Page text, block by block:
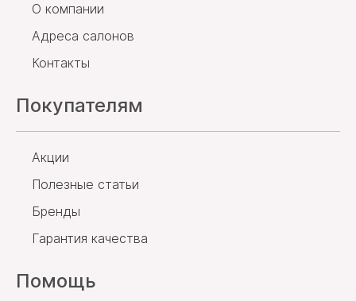
О компании
Адреса салонов
Контакты
Покупателям
Акции
Полезные статьи
Бренды
Гарантия качества
Помощь